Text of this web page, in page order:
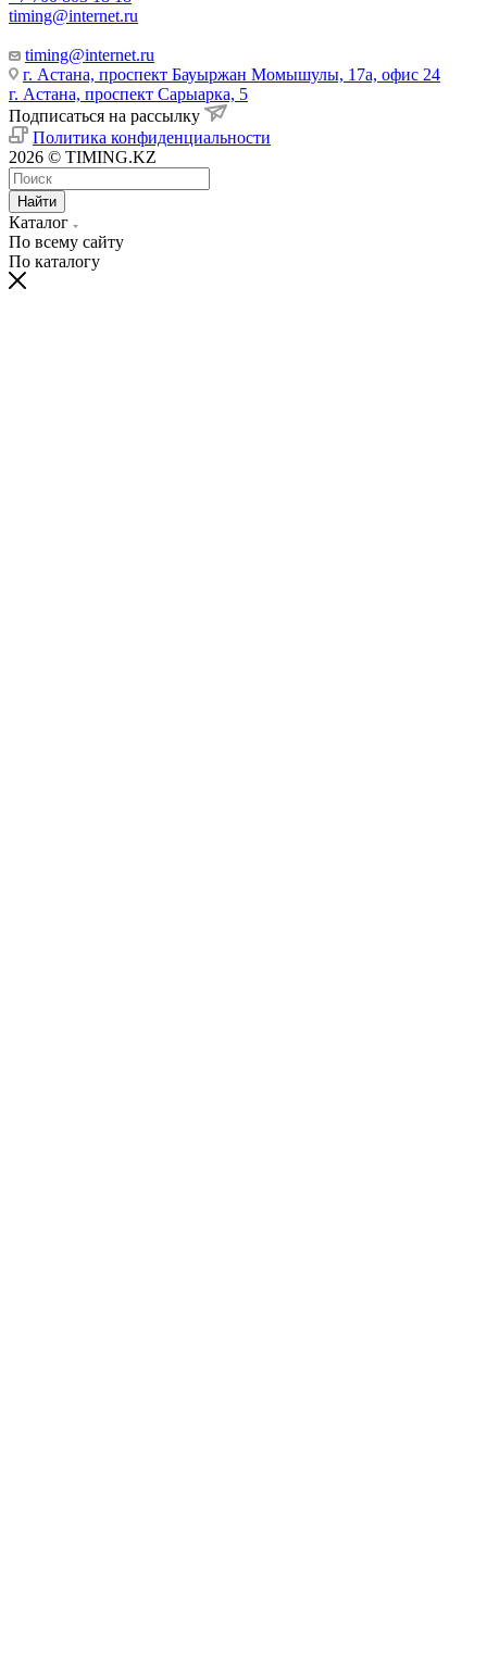
timing@internet.ru
timing@internet.ru
г. Астана, проспект Бауыржан Момышулы, 17а, офис 24
г. Астана, проспект Сарыарка, 5
Подписаться на рассылку
Политика конфиденциальности
2026 © TIMING.KZ
Найти
Каталог
По всему сайту
По каталогу